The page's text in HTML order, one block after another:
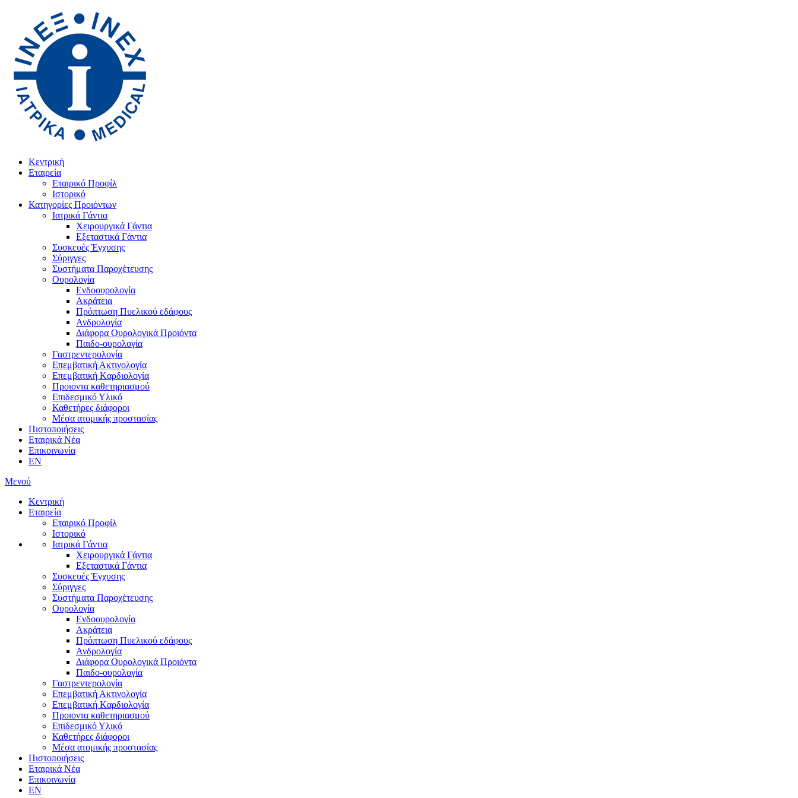
Κεντρική
Εταιρεία
Εταιρικό Προφίλ
Ιστορικό
Κατηγορίες Προιόντων
Ιατρικά Γάντια
Χειρουργικά Γάντια
Εξεταστικά Γάντια
Συσκευές Έγχυσης
Σύριγγες
Συστήματα Παροχέτευσης
Ουρολογία
Ενδοουρολογία
Ακράτεια
Πρόπτωση Πυελικού εδάφους
Ανδρολογία
Διάφορα Ουρολογικά Προιόντα
Παιδο-ουρολογία
Γαστρεντερολογία
Επεμβατική Ακτινολογία
Επεμβατική Kαρδιολογία
Προιοντα καθετηριασμού
Επιδεσμικό Υλικό
Καθετήρες διάφοροι
Μέσα ατομικής προστασίας
Πιστοποιήσεις
Εταιρικά Νέα
Επικοινωνία
EN
Μενού
Κεντρική
Εταιρεία
Εταιρικό Προφίλ
Ιστορικό
Ιατρικά Γάντια
Χειρουργικά Γάντια
Εξεταστικά Γάντια
Συσκευές Έγχυσης
Σύριγγες
Συστήματα Παροχέτευσης
Ουρολογία
Ενδοουρολογία
Ακράτεια
Πρόπτωση Πυελικού εδάφους
Ανδρολογία
Διάφορα Ουρολογικά Προιόντα
Παιδο-ουρολογία
Γαστρεντερολογία
Επεμβατική Ακτινολογία
Επεμβατική Kαρδιολογία
Προιοντα καθετηριασμού
Επιδεσμικό Υλικό
Καθετήρες διάφοροι
Μέσα ατομικής προστασίας
Πιστοποιήσεις
Εταιρικά Νέα
Επικοινωνία
EN